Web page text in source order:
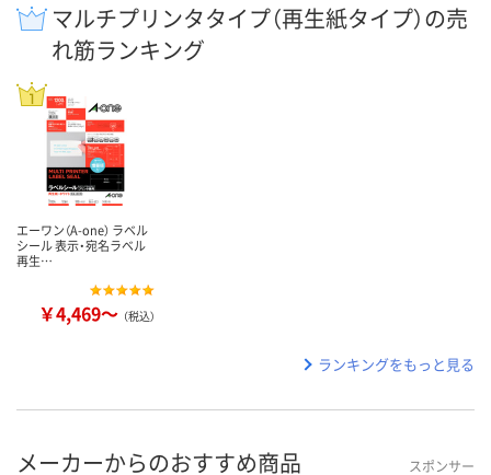
マルチプリンタタイプ（再生紙タイプ）の売
れ筋ランキング
エーワン（A-one） ラベル
シール 表示・宛名ラベル
再生…
￥4,469～ （税込）
ランキングをもっと見る
メーカーからのおすすめ商品 スポンサー